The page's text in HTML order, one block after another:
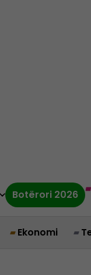
Botërori 2026
Ekonomi